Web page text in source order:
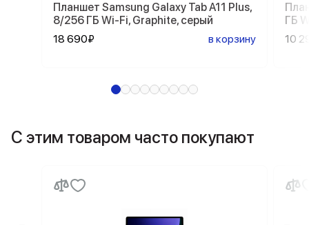
Планшет Samsung Galaxy Tab A11 Plus,
8/256 ГБ Wi-Fi, Graphite, серый
18 690₽
в корзину
ГБ
10
С этим товаром часто покупают